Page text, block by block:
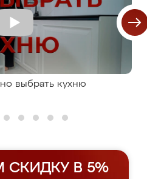
выбрать кухню
СКИДКУ В 5%